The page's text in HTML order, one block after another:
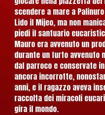
scendere a mare a
Lido il Mijeo, ma non
piedi il santuario
Mauro era avvenuto un
durante un furto avvenuto
dal parroco e conservate
ancora incorrotte,
anni, e il ragazzo aveva
raccolta dei miracoli
gira il mondo.